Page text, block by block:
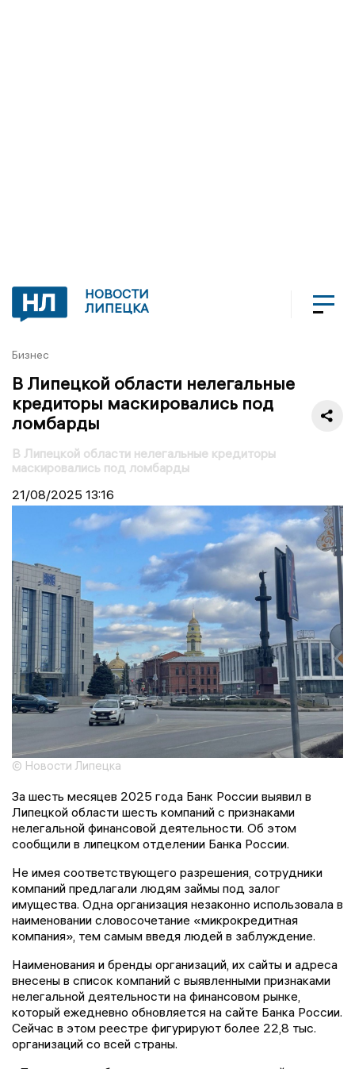
НОВОСТИ
ЛИПЕЦКА
Бизнес
В Липецкой области нелегальные
кредиторы маскировались под
ломбарды
В Липецкой области нелегальные кредиторы
маскировались под ломбарды
21/08/2025 13:16
© Новости Липецка
За шесть месяцев 2025 года Банк России выявил в
Липецкой области шесть компаний с признаками
нелегальной финансовой деятельности. Об этом
сообщили в липецком отделении Банка России.
Не имея соответствующего разрешения, сотрудники
компаний предлагали людям займы под залог
имущества. Одна организация незаконно использовала в
наименовании словосочетание «микрокредитная
компания», тем самым введя людей в заблуждение.
Наименования и бренды организаций, их сайты и адреса
внесены в список компаний с выявленными признаками
нелегальной деятельности на финансовом рынке,
который ежедневно обновляется на сайте Банка России.
Сейчас в этом реестре фигурируют более 22,8 тыс.
организаций со всей страны.